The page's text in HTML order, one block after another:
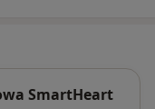
SmartHeart